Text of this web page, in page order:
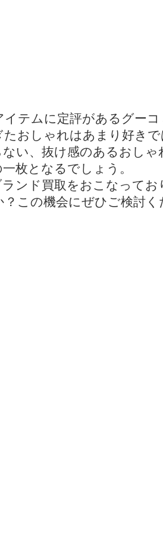
テムに定評があるグー
おしゃれはあまり好き
い、抜け感のあるおしゃ
枚となるでしょう。
ンド買取をおこなって
この機会にぜひご検討く